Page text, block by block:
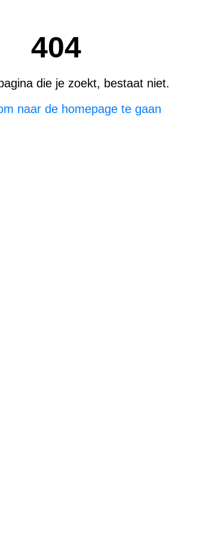
404
die je zoekt, bestaat niet.
naar de homepage te gaan